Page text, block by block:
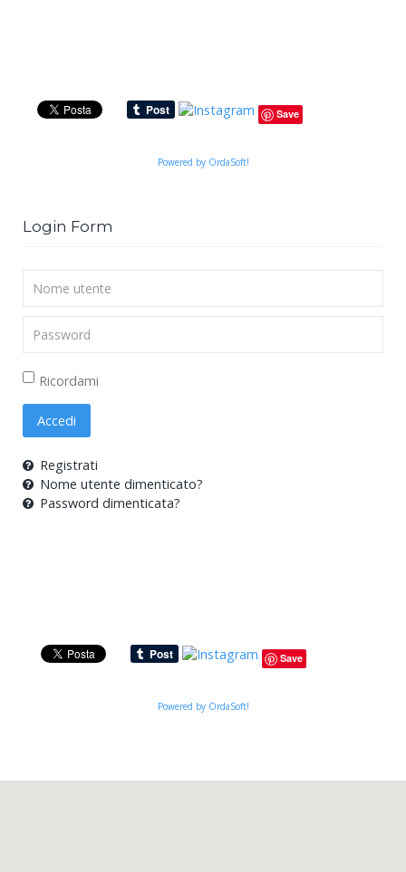
Save
Powered by OrdaSoft!
Login Form
utente
Ricordami
Accedi
Registrati
Nome utente dimenticato?
Password dimenticata?
Save
Powered by OrdaSoft!